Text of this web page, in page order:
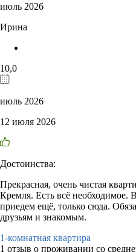
июль 2026
Ирина
10,0
июль 2026
12 июля 2026
Достоинства:
Прекрасная, очень чистая
Кремля. Есть всё необходимое.
приедем ещё, только сюда.
друзьям и знакомым.
1-комнатная квартира
1 отзыв о проживании со